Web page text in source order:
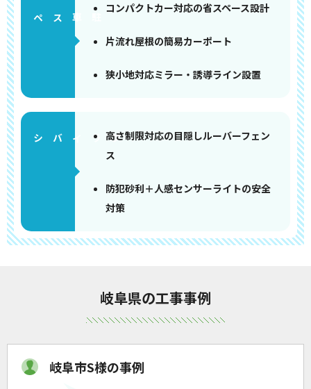
コンパクトカー対応の省スペース設計
片流れ屋根の簡易カーポート
狭小地対応ミラー・誘導ライン設置
高さ制限対応の目隠しルーバーフェン
ス
防犯砂利＋人感センサーライトの安全
対策
岐阜県の工事事例
岐阜市S様の事例